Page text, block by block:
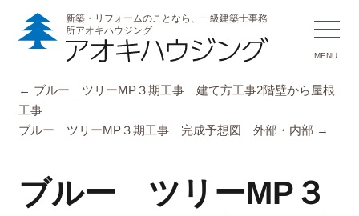
新築・リフォームのことなら、一級建築士事務
所アオキハウジング
MENU
← ブルー ツリーMP３期工事 建て方工事2階壁から屋根
工事
ブルー ツリーMP３期工事 完成予想図 外部・内部 →
ブルー ツリーMP３